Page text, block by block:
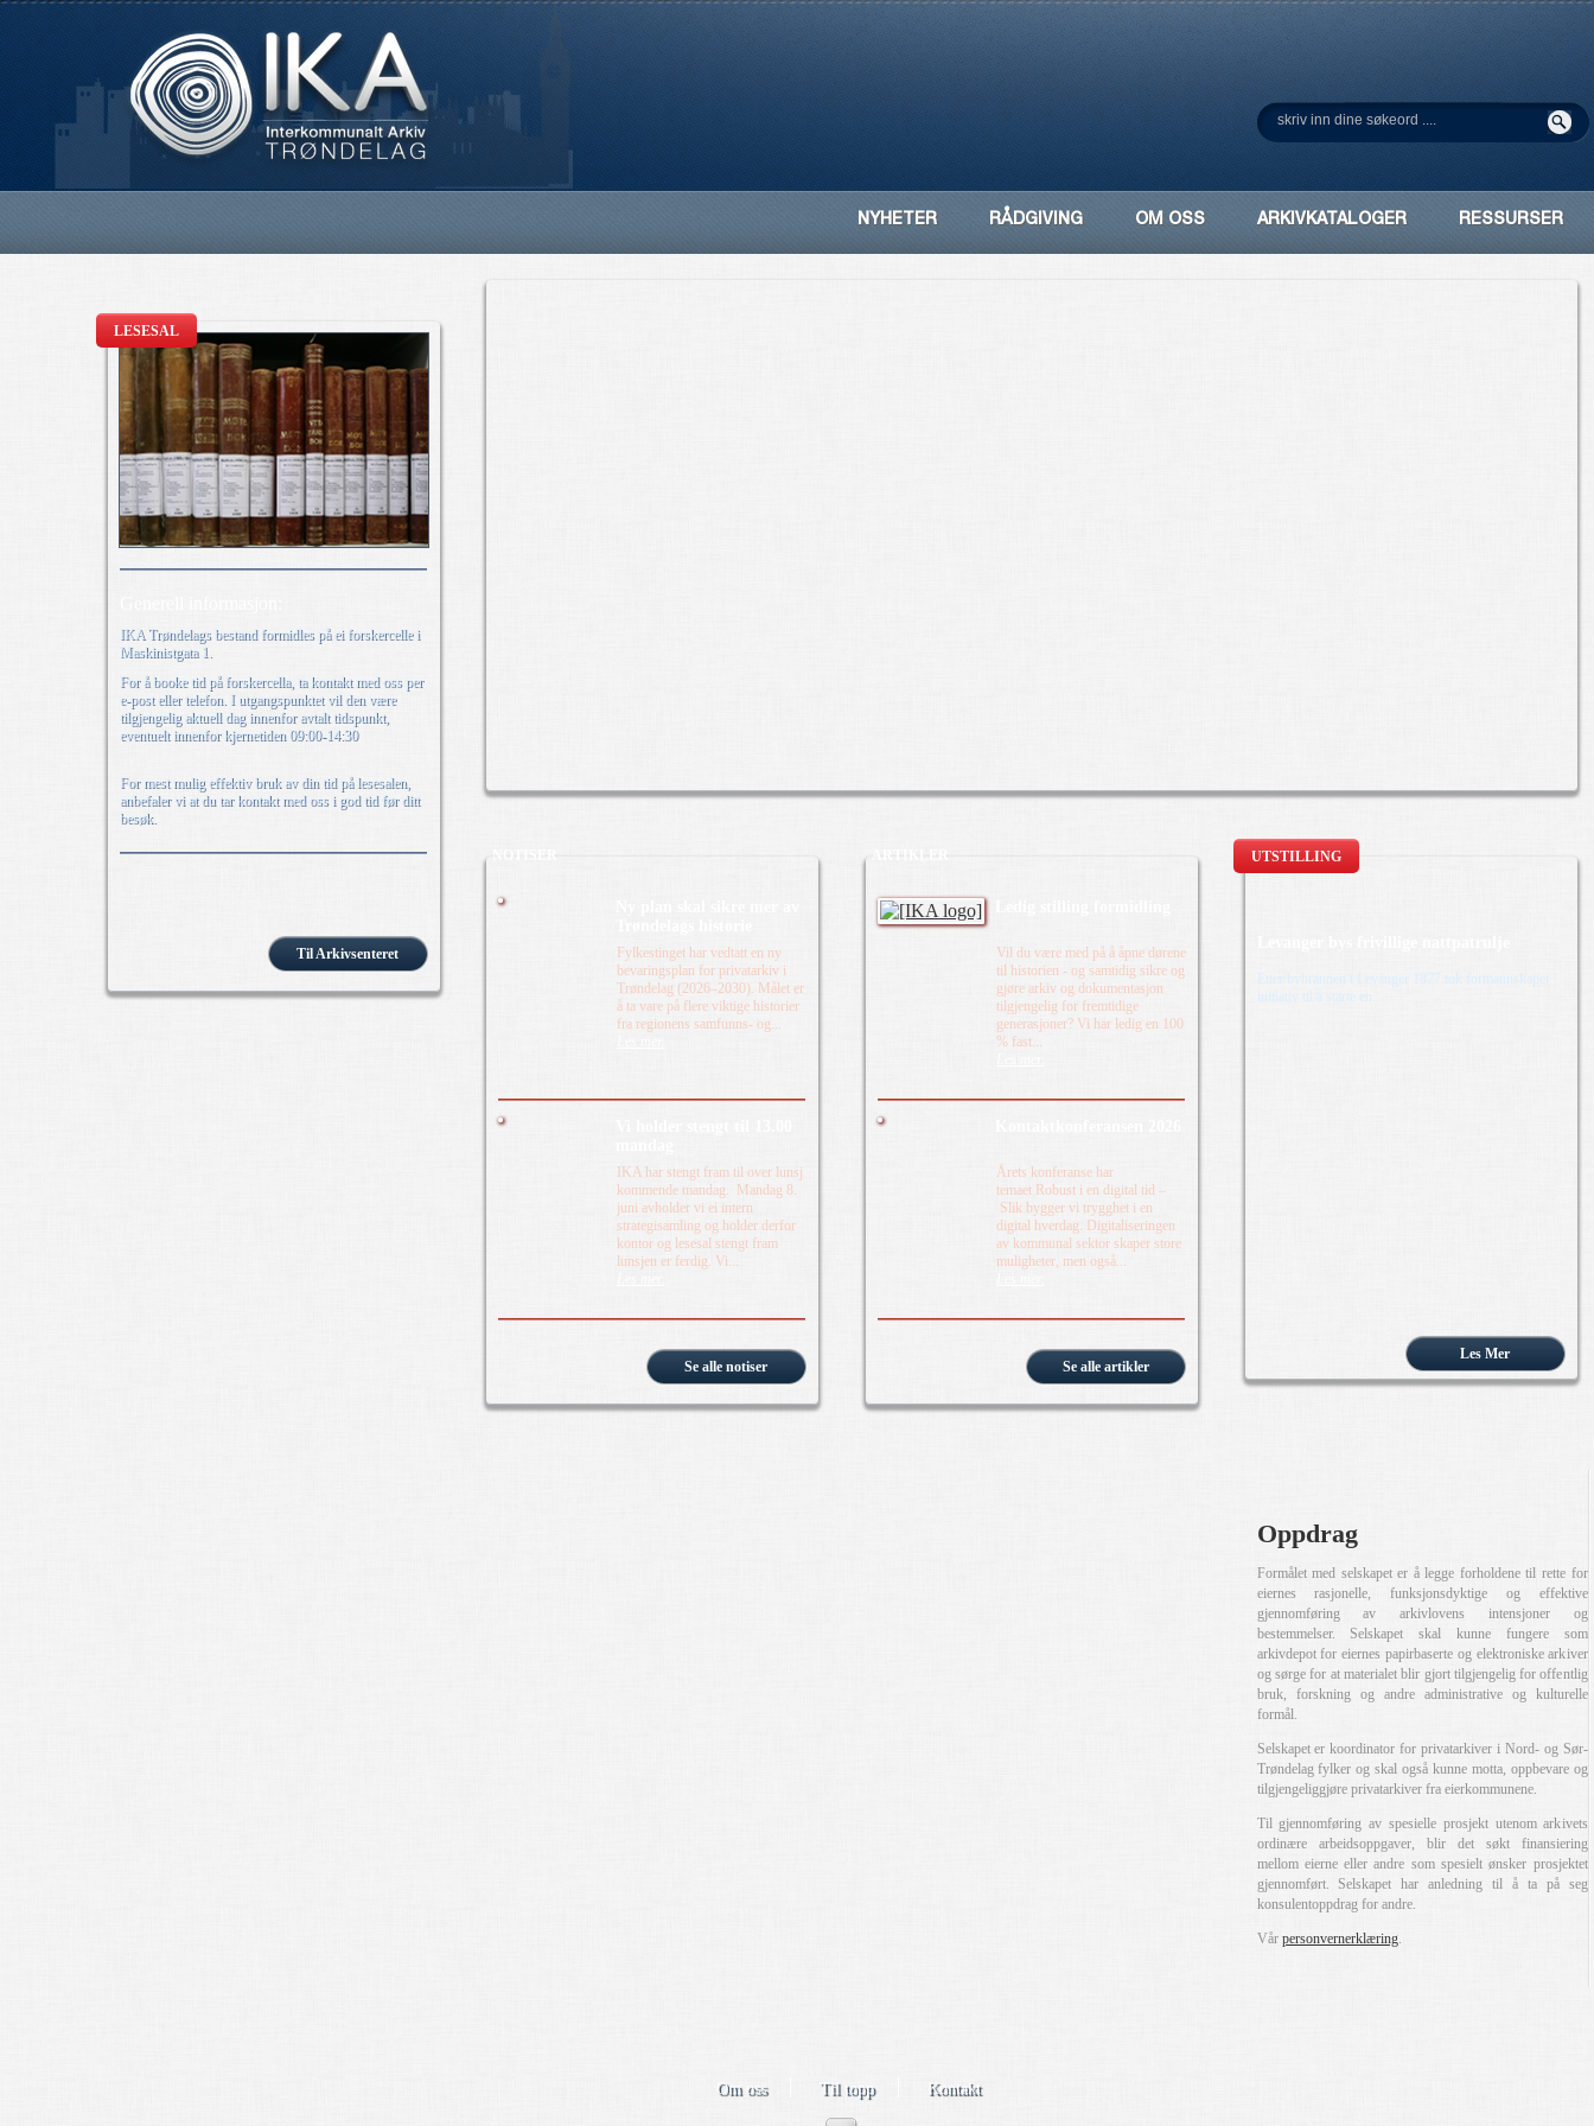
NYHETER RÅDGIVING OM OSS ARKIVKATALOGER RESSURSER
LESESAL
IKA Trøndelags bestand formidles på ei forskercelle i
Maskinistgata 1.
For å booke tid på forskercella, ta kontakt med oss per
e-post eller telefon. I utgangspunktet vil den være
tilgjengelig aktuell dag innenfor avtalt tidspunkt,
eventuelt innenfor kjernetiden 09:00-14:30
For mest mulig effektiv bruk av din tid på lesesalen,
anbefaler vi at du tar kontakt med oss i god tid før ditt
besøk.
Til Arkivsenteret
NOTISER
Fylkestinget har vedtatt en ny
bevaringsplan for privatarkiv i
Trøndelag (2026–2030). Målet er
å ta vare på flere viktige historier
fra regionens samfunns- og...
IKA har stengt fram til over lunsj
kommende mandag. Mandag 8.
juni avholder vi ei intern
strategisamling og holder derfor
kontor og lesesal stengt fram
lunsjen er ferdig. Vi...
Se alle notiser
ARTIKLER
Vil du være med på å åpne dørene
til historien - og samtidig sikre og
gjøre arkiv og dokumentasjon
tilgjengelig for fremtidige
generasjoner? Vi har ledig en 100
% fast...
Årets konferanse har
temaet Robust i en digital tid –
Slik bygger vi trygghet i en
digital hverdag. Digitaliseringen
av kommunal sektor skaper store
muligheter, men også...
Se alle artikler
UTSTILLING
Etter bybrannen i Levanger 1877 tok formannskapet
initiativ til å starte en...
Les Mer
Oppdrag
Formålet med selskapet er å legge forholdene til rette for
eiernes rasjonelle, funksjonsdyktige og effektive
gjennomføring av arkivlovens intensjoner og
bestemmelser. Selskapet skal kunne fungere som
arkivdepot for eiernes papirbaserte og elektroniske arkiver
og sørge for at materialet blir gjort tilgjengelig for offentlig
bruk, forskning og andre administrative og kulturelle
formål.
Selskapet er koordinator for privatarkiver i Nord- og Sør-
Trøndelag fylker og skal også kunne motta, oppbevare og
tilgjengeliggjøre privatarkiver fra eierkommunene.
Til gjennomføring av spesielle prosjekt utenom arkivets
ordinære arbeidsoppgaver, blir det søkt finansiering
mellom eierne eller andre som spesielt ønsker prosjektet
gjennomført. Selskapet har anledning til å ta på seg
konsulentoppdrag for andre.
Vår personvernerklæring.
Om oss Til topp Kontakt